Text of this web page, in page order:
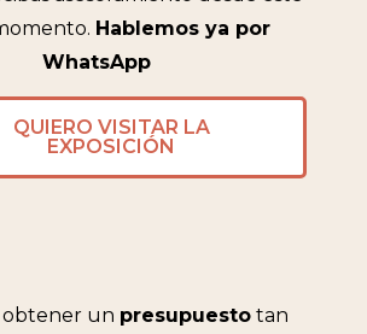
Hablemos ya por
WhatsApp
QUIERO VISITAR LA
EXPOSICIÓN
obtener un presupuesto tan